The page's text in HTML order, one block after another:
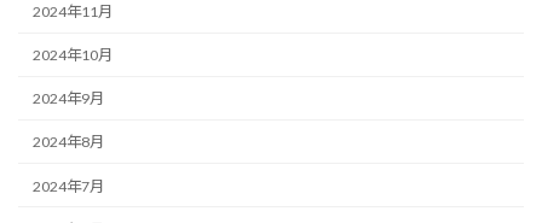
2024年11月
2024年10月
2024年9月
2024年8月
2024年7月